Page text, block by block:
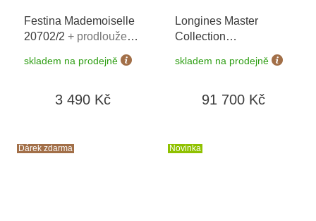
Festina Mademoiselle
20702/2 + prodloužená
záruka 5 let + 5 let na
výměnu baterie zdarma
190 dní + zkrácení
skladem na prodejně
3 490 Kč
Longines Master
Collection
+ záruka
5 let + možnost výměny
skladem na prodejně
91 700 Kč
Dárek zdarma Novinka